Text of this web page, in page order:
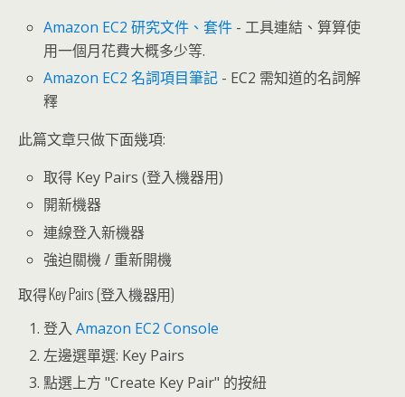
Amazon EC2 研究文件、套件 - 工具連結、算算使
用一個月花費大概多少等.
Amazon EC2 名詞項目筆記 - EC2 需知道的名詞解
釋
此篇文章只做下面幾項:
取得 Key Pairs (登入機器用)
開新機器
連線登入新機器
強迫關機 / 重新開機
取得 Key Pairs (登入機器用)
登入Amazon EC2 Console
左邊選單選: Key Pairs
點選上方 "Create Key Pair" 的按紐